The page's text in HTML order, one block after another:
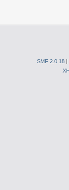
SMF 2.0.18 |